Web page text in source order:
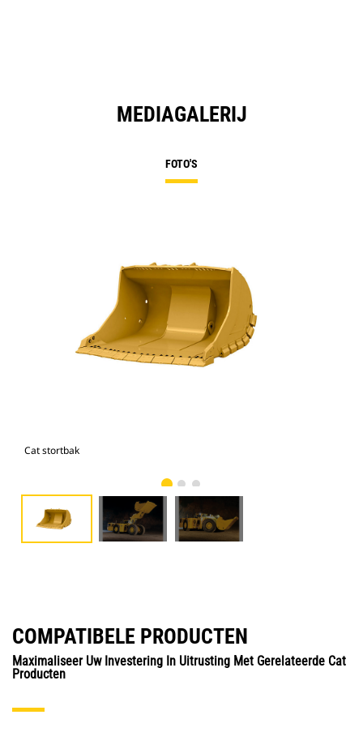
MEDIAGALERIJ
FOTO'S
Cat stortbak
COMPATIBELE PRODUCTEN
Maximaliseer Uw Investering In Uitrusting Met Gerelateerde Cat
Producten